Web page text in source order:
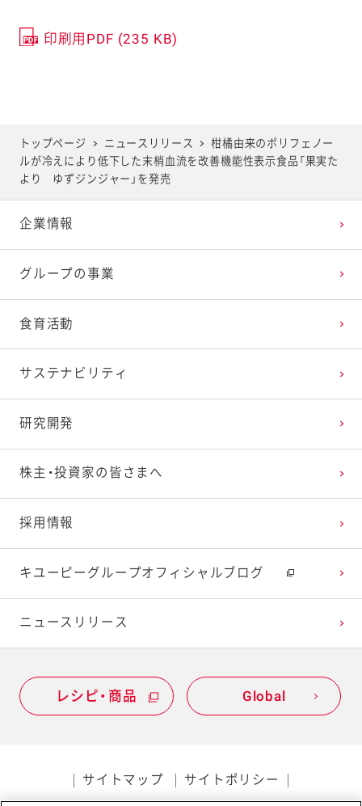
印刷用PDF (235 KB)
トップページ ニュースリリース
柑橘由来のポリフェノー
ルが冷えにより低下した末梢血流を改善機能性表示食品「果実た
より ゆずジンジャー」を発売
企業情報
グループの事業
食育活動
サステナビリティ
研究開発
株主・投資家の皆さまへ
採用情報
キユーピーグループオフィシャルブログ
ニュースリリース
レシピ・商品 Global
サイトマップ サイトポリシー